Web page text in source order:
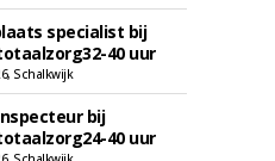
specialist bij
40 uur
Schalkwijk
bij
40 uur